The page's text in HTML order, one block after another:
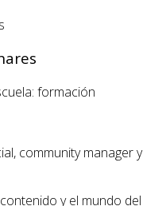
formación
community manager y
y el mundo del